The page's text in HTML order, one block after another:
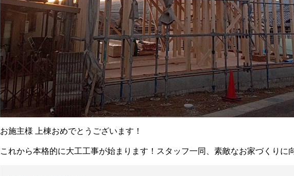
お施主様 上棟おめでとうございます！
これから本格的に大工工事が始まります！スタッフ一同、素敵なお家づくりに